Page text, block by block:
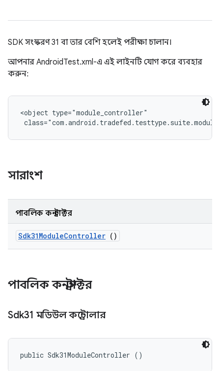
SDK সংস্করণ 31 বা তার বেশি হলেই পরীক্ষা চালান।
আপনার AndroidTest.xml-এ এই লাইনটি যোগ করে ব্যবহার
করুন:
<object type="module_controller"
সারাংশ
পাবলিক কনস্ট্রাক্টর
Sdk31ModuleController ()
পাবলিক কনস্ট্রাক্টর
Sdk31 মডিউল কন্ট্রোলার
public Sdk31ModuleController ()